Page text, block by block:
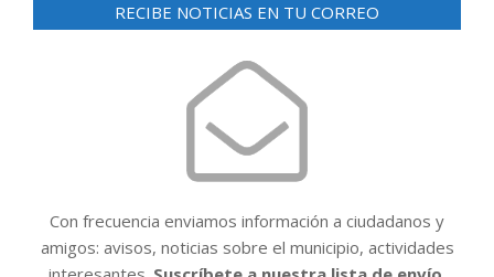
RECIBE NOTICIAS EN TU CORREO
Con frecuencia enviamos información a ciudadanos y
amigos: avisos, noticias sobre el municipio, actividades